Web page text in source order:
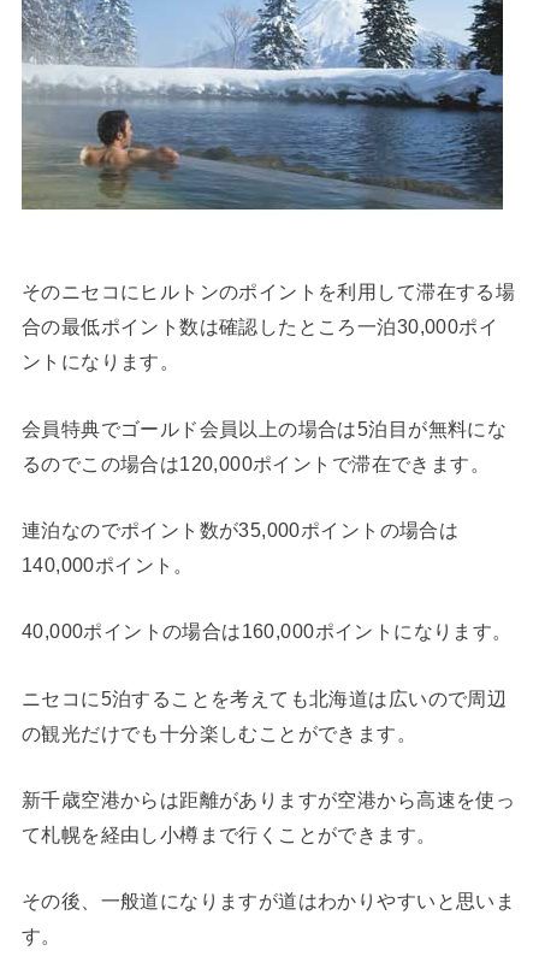
そのニセコにヒルトンのポイントを利用して滞在する場
合の最低ポイント数は確認したところ一泊30,000ポイ
ントになります。
会員特典でゴールド会員以上の場合は5泊目が無料にな
るのでこの場合は120,000ポイントで滞在できます。
連泊なのでポイント数が35,000ポイントの場合は
140,000ポイント。
40,000ポイントの場合は160,000ポイントになります。
ニセコに5泊することを考えても北海道は広いので周辺
の観光だけでも十分楽しむことができます。
新千歳空港からは距離がありますが空港から高速を使っ
て札幌を経由し小樽まで行くことができます。
その後、一般道になりますが道はわかりやすいと思いま
す。